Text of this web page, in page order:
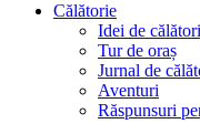
Călătorie
Idei de
Tur de oraș
Jurnal de
Aventuri
Răspunsuri